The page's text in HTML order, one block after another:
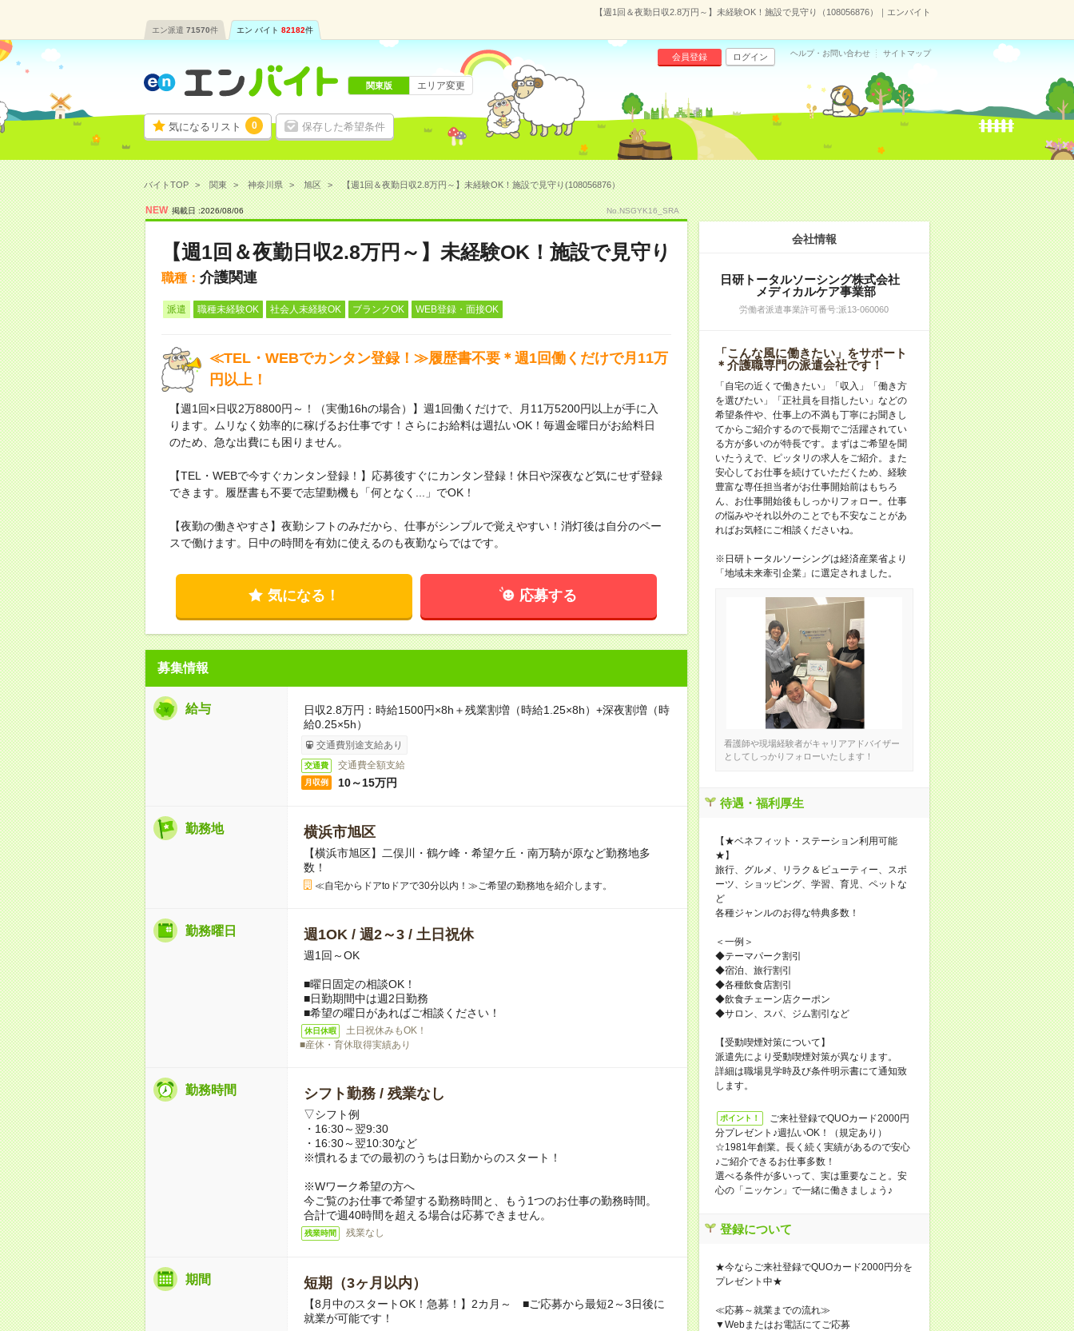
【週1回＆夜勤日収2.8万円～】未経験OK！施設で見守り（108056876）｜エンバイト
エン派遣 71570件 エン バイト 82182件
気になるリスト 0 保存した希望条件
会員登録 ログイン ヘルプ・お問い合わせ サイトマップ
関東版 エリア変更
バイトTOP 関東 神奈川県 旭区 【週1回＆夜勤日収2.8万円～】未経験OK！施設で見守り(108056876）
NEW 掲載日 :2026/08/06 No.NSGYK16_SRA
【週1回＆夜勤日収2.8万円～】未経験OK！施設で見守り
職種： 介護関連
派遣 職種未経験OK 社会人未経験OK ブランクOK WEB登録・面接OK
≪TEL・WEBでカンタン登録！≫履歴書不要＊週1回働くだけで月11万
円以上！
【週1回×日収2万8800円～！（実働16hの場合）】週1回働くだけで、月11万5200円以上が手に入
ります。ムリなく効率的に稼げるお仕事です！さらにお給料は週払いOK！毎週金曜日がお給料日
のため、急な出費にも困りません。
【TEL・WEBで今すぐカンタン登録！】応募後すぐにカンタン登録！休日や深夜など気にせず登録
できます。履歴書も不要で志望動機も「何となく...」でOK！
【夜勤の働きやすさ】夜勤シフトのみだから、仕事がシンプルで覚えやすい！消灯後は自分のペー
スで働けます。日中の時間を有効に使えるのも夜勤ならではです。
気になる！ 応募する
募集情報
給与
日収2.8万円：時給1500円×8h＋残業割増（時給1.25×8h）+深夜割増（時
給0.25×5h）
交通費別途支給あり
交通費 交通費全額支給
月収例 10～15万円
勤務地 横浜市旭区
【横浜市旭区】二俣川・鶴ケ峰・希望ケ丘・南万騎が原など勤務地多
数！
≪自宅からドアtoドアで30分以内！≫ご希望の勤務地を紹介します。
勤務曜日 週1OK / 週2～3 / 土日祝休
週1回～OK
■曜日固定の相談OK！
■日勤期間中は週2日勤務
■希望の曜日があればご相談ください！
休日休暇
土日祝休みもOK！
■産休・育休取得実績あり
勤務時間 シフト勤務 / 残業なし
▽シフト例
・16:30～翌9:30
・16:30～翌10:30など
※慣れるまでの最初のうちは日勤からのスタート！
※Wワーク希望の方へ
今ご覧のお仕事で希望する勤務時間と、もう1つのお仕事の勤務時間。
合計で週40時間を超える場合は応募できません。
残業時間 残業なし
期間 短期（3ヶ月以内）
【8月中のスタートOK！急募！】2カ月～ ■ご応募から最短2～3日後に
就業が可能です！
会社情報
日研トータルソーシング株式会社
メディカルケア事業部
労働者派遣事業許可番号:派13-060060
「こんな風に働きたい」をサポート
＊介護職専門の派遣会社です！
「自宅の近くで働きたい」「収入」「働き方
を選びたい」「正社員を目指したい」などの
希望条件や、仕事上の不満も丁寧にお聞きし
てからご紹介するので長期でご活躍されてい
る方が多いのが特長です。まずはご希望を聞
いたうえで、ピッタリの求人をご紹介。また
安心してお仕事を続けていただくため、経験
豊富な専任担当者がお仕事開始前はもちろ
ん、お仕事開始後もしっかりフォロー。仕事
の悩みやそれ以外のことでも不安なことがあ
ればお気軽にご相談くださいね。
※日研トータルソーシングは経済産業省より
「地域未来牽引企業」に選定されました。
看護師や現場経験者がキャリアアドバイザー
としてしっかりフォローいたします！
待遇・福利厚生
【★ベネフィット・ステーション利用可能
★】
旅行、グルメ、リラク＆ビューティー、スポ
ーツ、ショッピング、学習、育児、ペットな
ど
各種ジャンルのお得な特典多数！
＜一例＞
◆テーマパーク割引
◆宿泊、旅行割引
◆各種飲食店割引
◆飲食チェーン店クーポン
◆サロン、スパ、ジム割引など
【受動喫煙対策について】
派遣先により受動喫煙対策が異なります。
詳細は職場見学時及び条件明示書にて通知致
します。
ポイント！
ご来社登録でQUOカード2000円
分プレゼント♪週払いOK！（規定あり）
☆1981年創業。長く続く実績があるので安心
♪ご紹介できるお仕事多数！
選べる条件が多いって、実は重要なこと。安
心の「ニッケン」で一緒に働きましょう♪
登録について
★今ならご来社登録でQUOカード2000円分を
プレゼント中★
≪応募～就業までの流れ≫
▼Webまたはお電話にてご応募